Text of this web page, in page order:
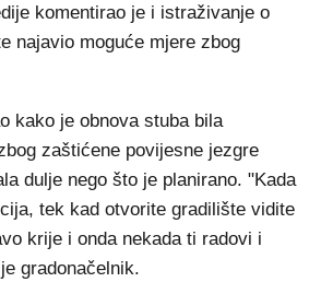
komentirao je i istraživanje o
najavio moguće mjere zbog
kako je obnova stuba bila
zaštićene povijesne jezgre
dulje nego što je planirano. "Kada
tek kad otvorite gradilište vidite
krije i onda nekada ti radovi i
gradonačelnik.